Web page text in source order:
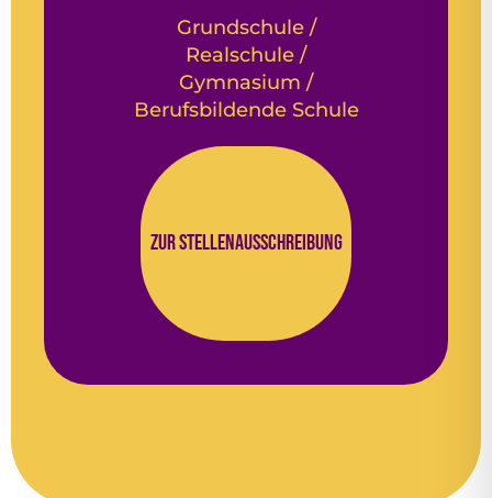
Grundschule /
Realschule /
Gymnasium /
Berufsbildende Schule
Zur Stellenausschreibung